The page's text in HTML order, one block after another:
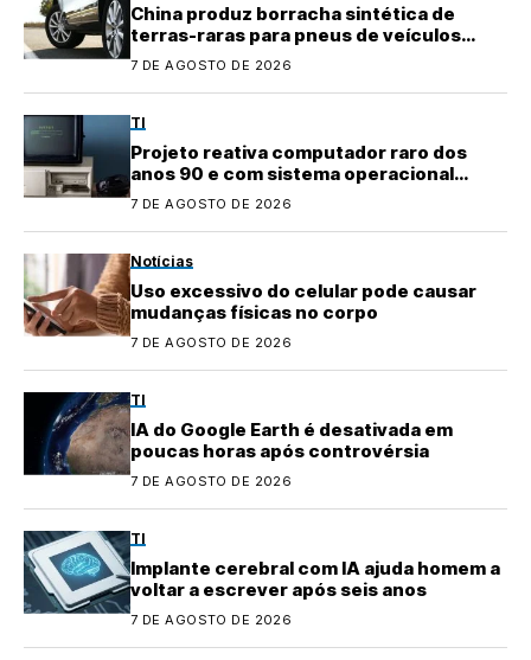
China produz borracha sintética de
terras-raras para pneus de veículos
elétricos
7 DE AGOSTO DE 2026
TI
Projeto reativa computador raro dos
anos 90 e com sistema operacional
quase perdido
7 DE AGOSTO DE 2026
Notícias
Uso excessivo do celular pode causar
mudanças físicas no corpo
7 DE AGOSTO DE 2026
TI
IA do Google Earth é desativada em
poucas horas após controvérsia
7 DE AGOSTO DE 2026
TI
Implante cerebral com IA ajuda homem a
voltar a escrever após seis anos
7 DE AGOSTO DE 2026